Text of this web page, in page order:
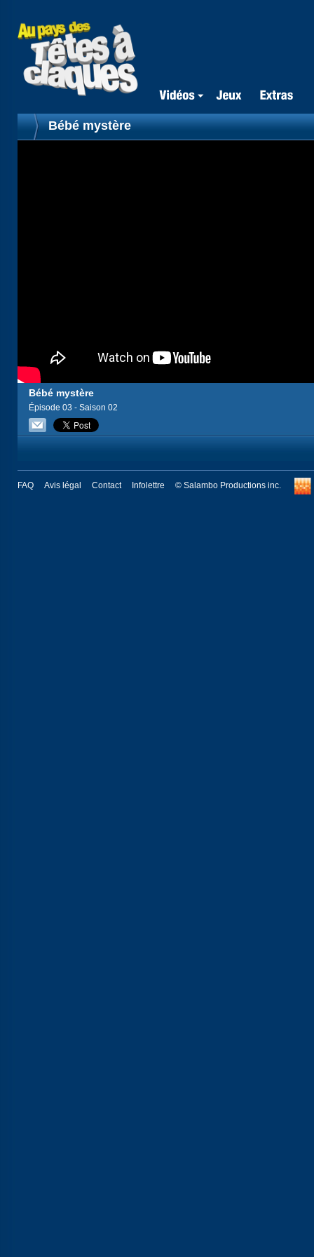
Bébé mystère
Bébé mystère
Épisode 03 - Saison 02
FAQ Avis légal Contact Infolettre © Salambo Productions inc.